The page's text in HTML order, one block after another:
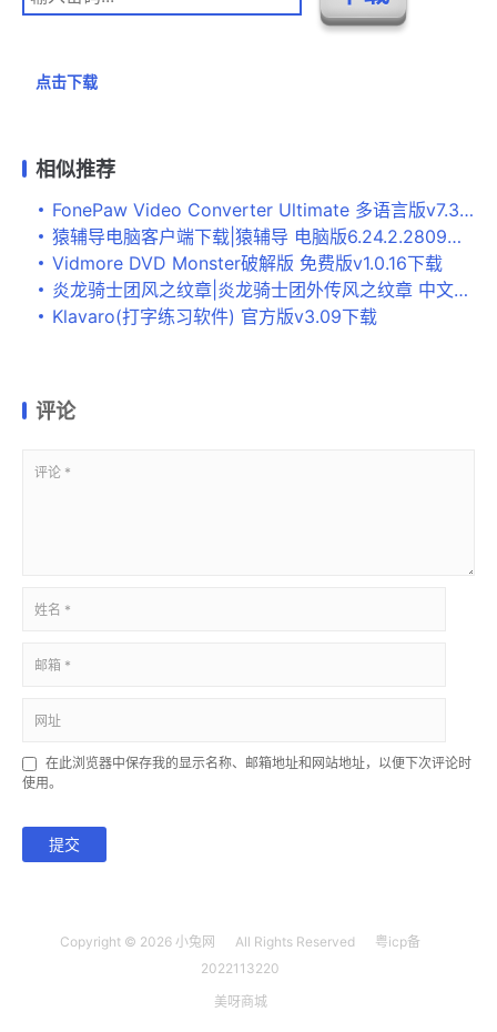
点击下载
相似推荐
FonePaw Video Converter Ultimate 多语言版v7.3.0下载
猿辅导电脑客户端下载|猿辅导 电脑版6.24.2.2809下载
Vidmore DVD Monster破解版 免费版v1.0.16下载
炎龙骑士团风之纹章|炎龙骑士团外传风之纹章 中文硬盘版下载
Klavaro(打字练习软件) 官方版v3.09下载
评论
在此浏览器中保存我的显示名称、邮箱地址和网站地址，以便下次评论时
使用。
提交
Copyright © 2026 小兔网 All Rights Reserved
粤icp备
2022113220
美呀商城